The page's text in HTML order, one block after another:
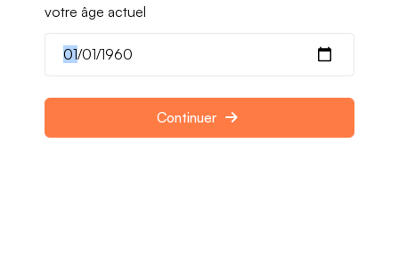
votre âge actuel
Continuer